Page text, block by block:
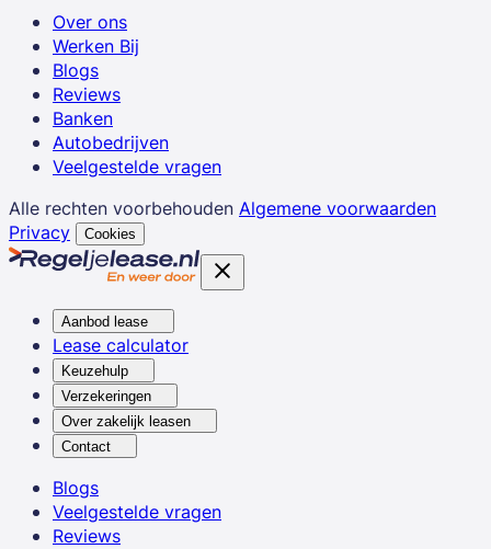
Over ons
Werken Bij
Blogs
Reviews
Banken
Autobedrijven
Veelgestelde vragen
Alle rechten voorbehouden Algemene voorwaarden
Privacy
Cookies
Aanbod lease
Lease calculator
Keuzehulp
Verzekeringen
Over zakelijk leasen
Contact
Blogs
Veelgestelde vragen
Reviews